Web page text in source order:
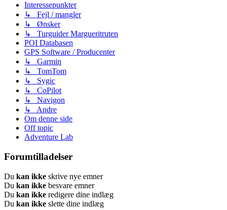
Interessepunkter
↳ Fejl / mangler
↳ Ønsker
↳ Turguider Margueritruten
POI Databasen
GPS Software / Producenter
↳ Garmin
↳ TomTom
↳ Sygic
↳ CoPilot
↳ Navigon
↳ Andre
Om denne side
Off topic
Adventure Lab
Forumtilladelser
Du kan ikke skrive nye emner
Du kan ikke besvare emner
Du kan ikke redigere dine indlæg
Du kan ikke slette dine indlæg